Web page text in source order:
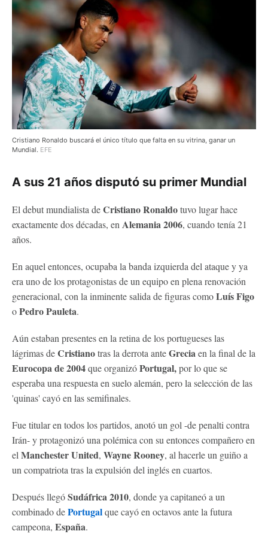
Cristiano Ronaldo buscará el único título que falta en su vitrina, ganar un
Mundial. EFE
A sus 21 años disputó su primer Mundial
El debut mundialista deCristiano Ronaldotuvo lugar hace
exactamente dos décadas, en Alemania 2006, cuando tenía 21
años.
En aquel entonces, ocupaba la banda izquierda del ataque y ya
era uno de los protagonistas de un equipo en plena renovación
generacional, con la inminente salida de figuras comoLuís Figo
oPedro Pauleta.
Aún estaban presentes en la retina de los portugueses las
lágrimas deCristianotras la derrota anteGreciaen la final de la
Eurocopa de 2004que organizóPortugal,por lo que se
esperaba una respuesta en suelo alemán, pero la selección de las
'quinas' cayó en las semifinales.
Fue titular en todos los partidos, anotó un gol -de penalti contra
Irán- y protagonizó una polémica con su entonces compañero en
el Manchester United, Wayne Rooney, al hacerle un guiño a
un compatriota tras la expulsión del inglés en cuartos.
Después llegóSudáfrica 2010, donde ya capitaneó a un
combinado dePortugalque cayó en octavos ante la futura
campeona, España.